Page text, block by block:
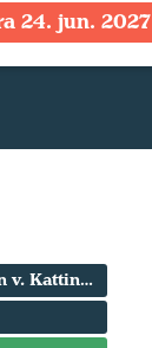
24. jun. 2027
Parkeringspladsen v. Kattinge Værk